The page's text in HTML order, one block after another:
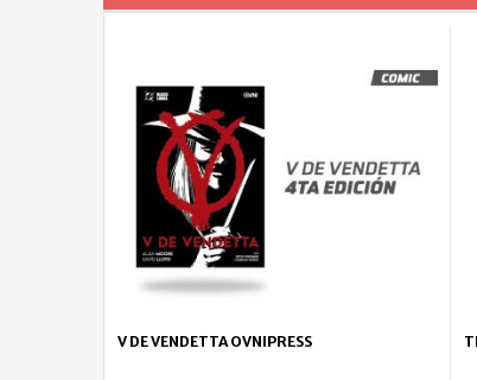
V DE VENDETTA OVNIPRESS